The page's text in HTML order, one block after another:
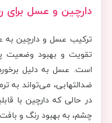
دارچین و عسل
ترکیب عسل و دارچین
تقویت و بهبود
است. عسل به دلیل
ضدالتهابی، می‌تواند
در حالی که دارچین با
چشم، به بهبود رنگ و